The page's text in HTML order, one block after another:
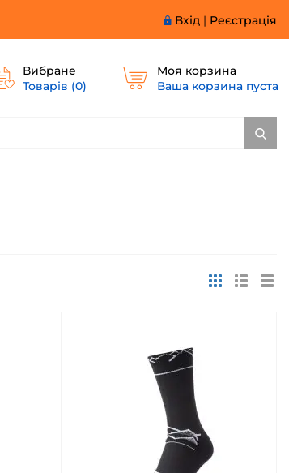
Вхід | Реєстрація
Вибране
Товарів (0)
Моя корзина
Ваша корзина пуста